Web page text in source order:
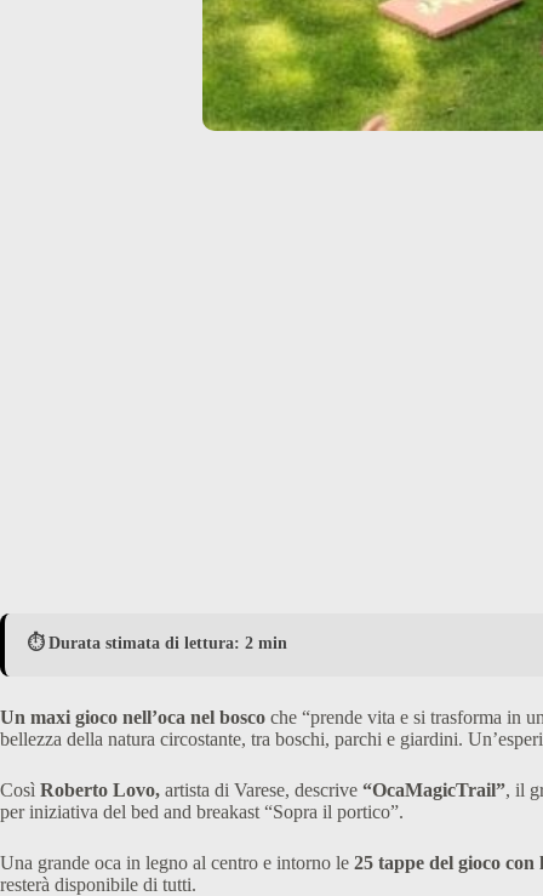
⏱️ Durata stimata di lettura: 2 min
Un maxi gioco nell’oca nel bosco che “prende vita e si trasforma in
bellezza della natura circostante, tra boschi, parchi e giardini.
Così Roberto Lovo, artista di Varese, descrive “OcaMagicTrail”, il
per iniziativa del bed and breakast “Sopra il portico”.
Una grande oca in legno al centro e intorno le 25 tappe del gioco
resterà disponibile di tutti.